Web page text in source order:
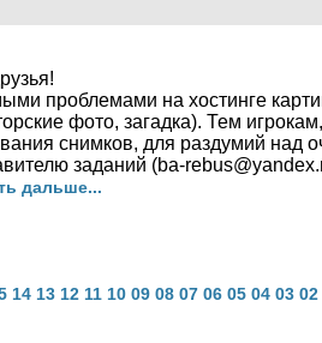
проблемами на хостинге
фото, загадка). Тем
снимков, для раздумий над
заданий (ba-
дальше...
14 13 12 11 10 09 08 07 06 05 04 03 02